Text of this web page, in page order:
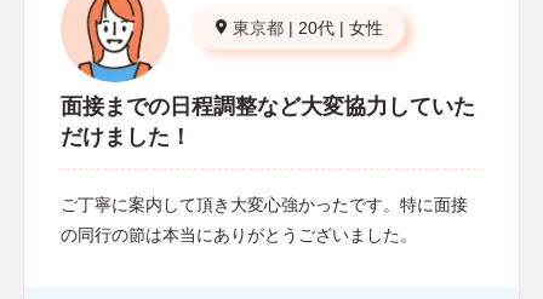
東京都 | 20代 | 女性
面接までの日程調整など大変協力していた
だけました！
ご丁寧に案内して頂き大変心強かったです。特に面接
の同行の節は本当にありがとうございました。